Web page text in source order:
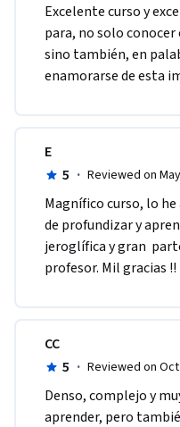
Excelente curso y
para, no solo
sino también, en
enamorarse de esta
E
5 · Reviewed on
Magnífico curso, lo
de profundizar y
jeroglífica y gran
profesor. Mil gracias !!
CC
5 · Reviewed on Oct
Denso, complejo y
aprender, pero